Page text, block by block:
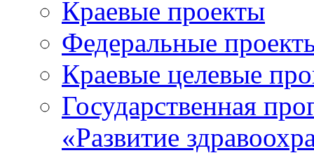
Краевые проекты
Федеральные
Краевые целевые
Государственная
«Развитие